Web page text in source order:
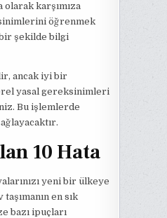
karşımıza
öğrenmek
şekilde bilgi
ancak iyi bir
yasal gereksinimleri
Bu işlemlerde
10 Hata
yeni bir ülkeye
en sık
bazı ipuçları